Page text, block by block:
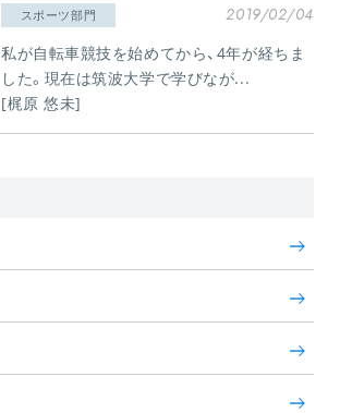
スポーツ部門 2019/02/04
私が自転車競技を始めてから、4年が経ちま
した。現在は筑波大学で学びなが...
[梶原 悠未]